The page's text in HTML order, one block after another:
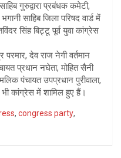
गुरुद्वारा प्रबंधक कमेटी,
साहिब जिला परिषद वार्ड में
सिंह बिट्टू पूर्व युवा कांग्रेस
परमार, देव राज नेगी वर्तमान
प्रधान नघेता, मोहित सैनी
पंचायत उपप्रधान पुरीवाला,
भी कांग्रेस में शामिल हुए हैं।
, congress party,